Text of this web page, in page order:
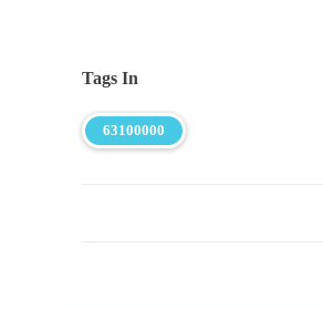
Tags In
63100000